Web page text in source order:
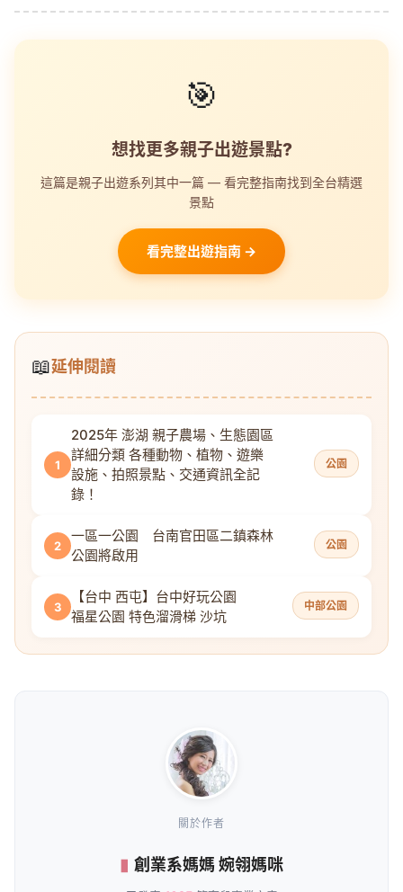
🎯
想找更多親子出遊景點?
這篇是親子出遊系列其中一篇 — 看完整指南找到全台精選
景點
看完整出遊指南 →
📖延伸閱讀
1
2025年 澎湖 親子農場、生態園區
詳細分類 各種動物、植物、遊樂
設施、拍照景點、交通資訊全記
錄！
公園
2
一區一公園 台南官田區二鎮森林
公園將啟用
公園
3
【台中 西屯】台中好玩公園
福星公園 特色溜滑梯 沙坑
中部公園
關於作者
創業系媽媽 婉翎媽咪